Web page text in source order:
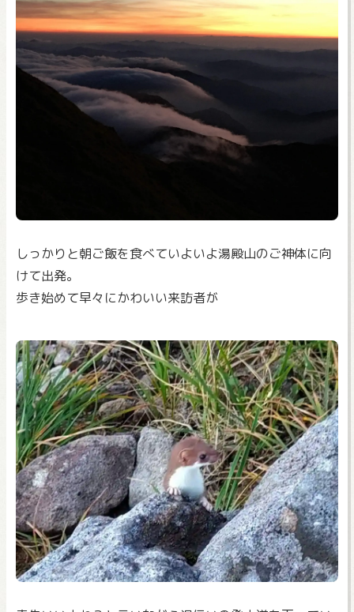
しっかりと朝ご飯を食べていよいよ湯殿山のご神体に向
けて出発。
歩き始めて早々にかわいい来訪者が